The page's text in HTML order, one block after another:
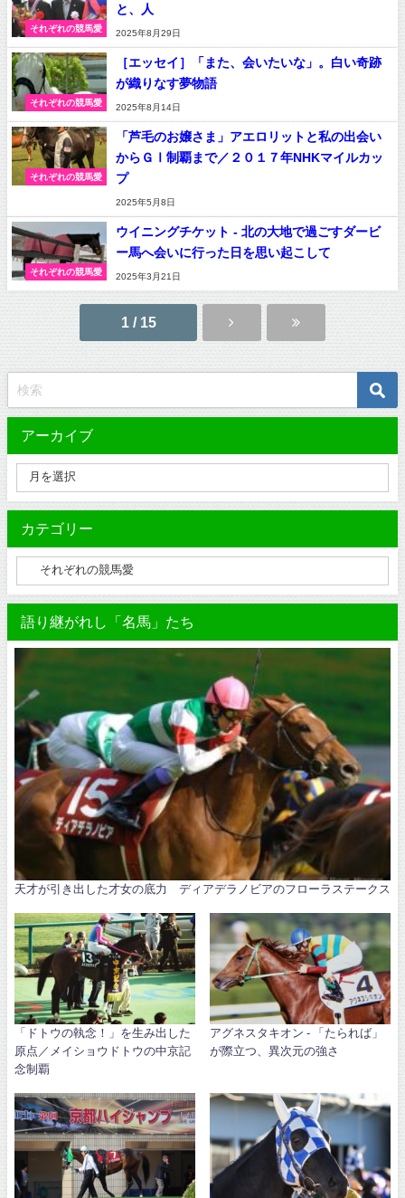
それぞれの競馬愛
と、人
2025年8月29日
それぞれの競馬愛
［エッセイ］「また、会いたいな」。白い奇跡
が織りなす夢物語
2025年8月14日
それぞれの競馬愛
「芦毛のお嬢さま」アエロリットと私の出会い
からＧⅠ制覇まで／２０１７年NHKマイルカッ
プ
2025年5月8日
それぞれの競馬愛
ウイニングチケット - 北の大地で過ごすダービ
ー馬へ会いに行った日を思い起こして
2025年3月21日
1 / 15
アーカイブ
カテゴリー
語り継がれし「名馬」たち
天才が引き出した才女の底力 ディアデラノビアのフローラステークス
「ドトウの執念！」を生み出した
原点／メイショウドトウの中京記
念制覇
アグネスタキオン - 「たられば」
が際立つ、異次元の強さ